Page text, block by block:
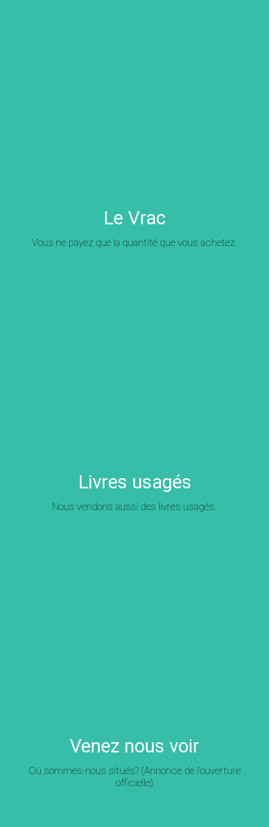
Le Vrac
Vous ne payez que la quantité que vous achetez.
Livres usagés
Nous vendons aussi des livres usagés.
Venez nous voir
Où sommes-nous situés? (Annonce de l'ouverture
officielle)